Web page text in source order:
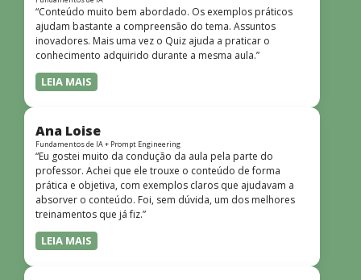
“Conteúdo muito bem abordado. Os exemplos práticos
ajudam bastante a compreensão do tema. Assuntos
inovadores. Mais uma vez o Quiz ajuda a praticar o
conhecimento adquirido durante a mesma aula.”
LEIA MAIS
Ana Loise
Fundamentos de IA + Prompt Engineering
“Eu gostei muito da condução da aula pela parte do
professor. Achei que ele trouxe o conteúdo de forma
prática e objetiva, com exemplos claros que ajudavam a
absorver o conteúdo. Foi, sem dúvida, um dos melhores
treinamentos que já fiz.”
LEIA MAIS